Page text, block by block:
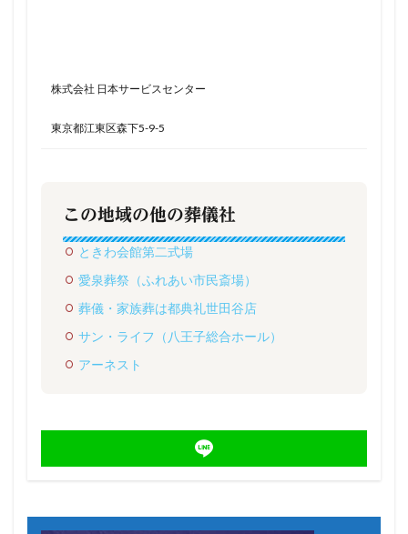
株式会社 日本サービスセンター
東京都江東区森下5-9-5
この地域の他の葬儀社
ときわ会館第二式場
愛泉葬祭（ふれあい市民斎場）
葬儀・家族葬は都典礼世田谷店
サン・ライフ（八王子総合ホール）
アーネスト